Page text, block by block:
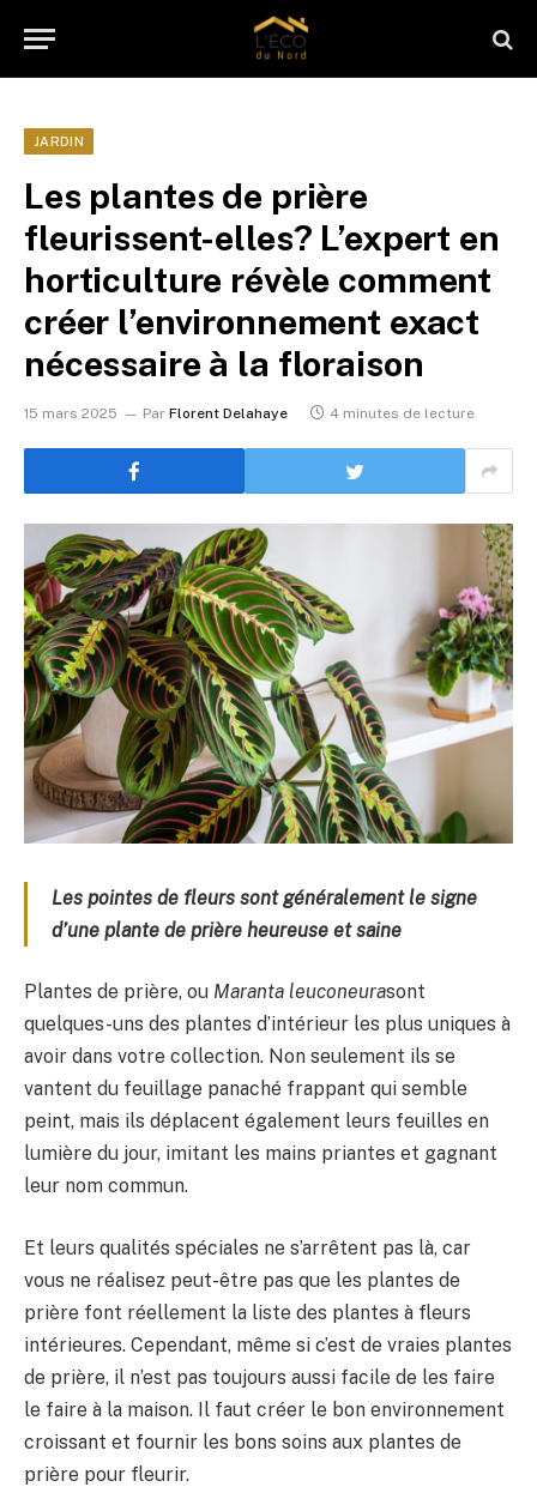
JARDIN
Les plantes de prière
fleurissent-elles? L’expert en
horticulture révèle comment
créer l’environnement exact
nécessaire à la floraison
15 mars 2025 Par Florent Delahaye 4 minutes de lecture
Les pointes de fleurs sont généralement le signe
d’une plante de prière heureuse et saine
Plantes de prière, ou Maranta leuconeurasont
quelques-uns des plantes d’intérieur les plus uniques à
avoir dans votre collection. Non seulement ils se
vantent du feuillage panaché frappant qui semble
peint, mais ils déplacent également leurs feuilles en
lumière du jour, imitant les mains priantes et gagnant
leur nom commun.
Et leurs qualités spéciales ne s’arrêtent pas là, car
vous ne réalisez peut-être pas que les plantes de
prière font réellement la liste des plantes à fleurs
intérieures. Cependant, même si c’est de vraies plantes
de prière, il n’est pas toujours aussi facile de les faire
le faire à la maison. Il faut créer le bon environnement
croissant et fournir les bons soins aux plantes de
prière pour fleurir.